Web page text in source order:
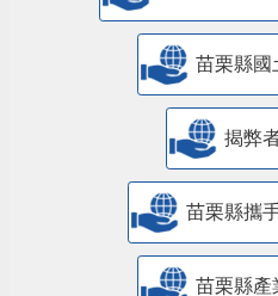
苗栗縣國
揭弊
苗栗縣攜
苗栗縣產